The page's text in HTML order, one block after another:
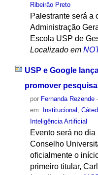
Ribeirão Preto
Palestrante será a
Administração
Escola USP de
Localizado em
USP e Google
promover
por Fernanda Rezende
em: Institucional ,
Inteligência Artificial
Evento será no
Conselho
oficialmente o
primeiro titular,